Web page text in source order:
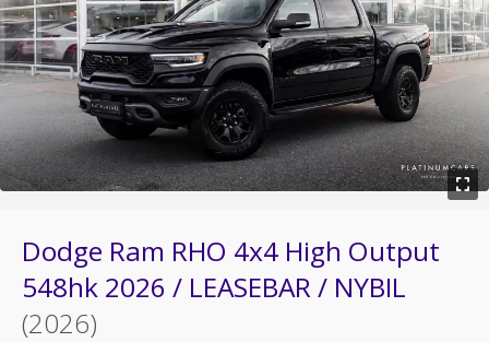
Dodge Ram RHO 4x4 High Output
548hk 2026 / LEASEBAR / NYBIL
(2026)